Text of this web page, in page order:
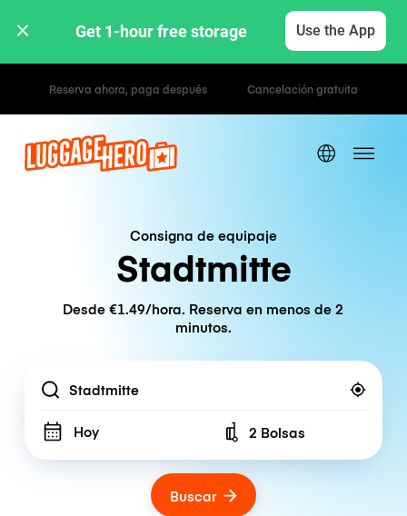
Get 1-hour free storage Use the App
Tarifas por hora / día
Consigna de equipaje
Stadtmitte
Desde €1.49/hora. Reserva en menos de 2
minutos.
Location
Hoy Number of bags
2 Bolsas
Buscar